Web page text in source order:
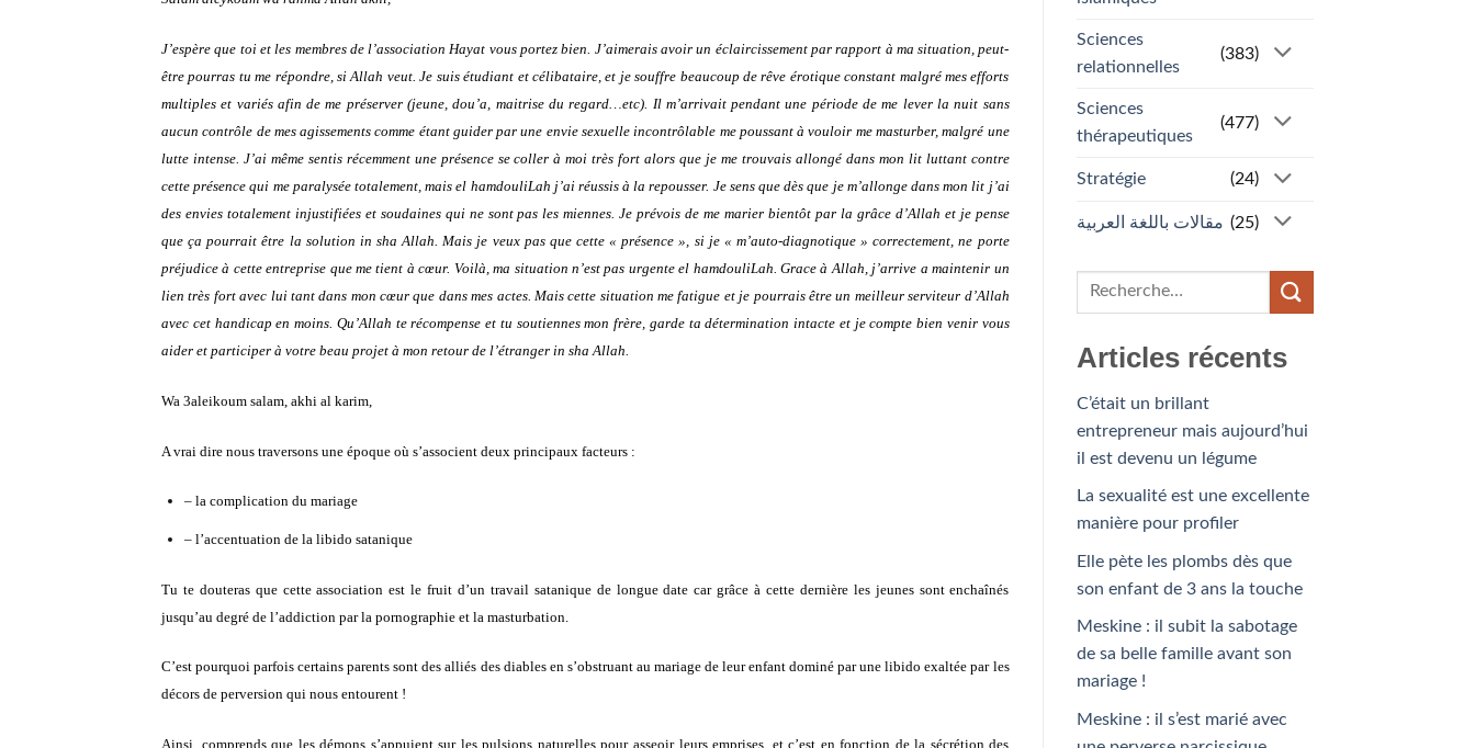
J’espère que toi et les membres de l’association Hayat vous portez bien. J’aimerais avoir un éclaircissement par rapport à ma situation, peut-
être pourras tu me répondre, si Allah veut. Je suis étudiant et célibataire, et je souffre beaucoup de rêve érotique constant malgré mes efforts
multiples et variés afin de me préserver (jeune, dou’a, maitrise du regard…etc). Il m’arrivait pendant une période de me lever la nuit sans
aucun contrôle de mes agissements comme étant guider par une envie sexuelle incontrôlable me poussant à vouloir me masturber, malgré une
lutte intense. J’ai même sentis récemment une présence se coller à moi très fort alors que je me trouvais allongé dans mon lit luttant contre
cette présence qui me paralysée totalement, mais el hamdouliLah j’ai réussis à la repousser. Je sens que dès que je m’allonge dans mon lit j’ai
des envies totalement injustifiées et soudaines qui ne sont pas les miennes. Je prévois de me marier bientôt par la grâce d’Allah et je pense
que ça pourrait être la solution in sha Allah. Mais je veux pas que cette « présence », si je « m’auto-diagnotique » correctement, ne porte
préjudice à cette entreprise que me tient à cœur. Voilà, ma situation n’est pas urgente el hamdouliLah. Grace à Allah, j’arrive a maintenir un
lien très fort avec lui tant dans mon cœur que dans mes actes. Mais cette situation me fatigue et je pourrais être un meilleur serviteur d’Allah
avec cet handicap en moins. Qu’Allah te récompense et tu soutiennes mon frère, garde ta détermination intacte et je compte bien venir vous
aider et participer à votre beau projet à mon retour de l’étranger in sha Allah.
Wa 3aleikoum salam, akhi al karim,
A vrai dire nous traversons une époque où s’associent deux principaux facteurs :
– la complication du mariage
– l’accentuation de la libido satanique
Tu te douteras que cette association est le fruit d’un travail satanique de longue date car grâce à cette dernière les jeunes sont enchaînés
jusqu’au degré de l’addiction par la pornographie et la masturbation.
C’est pourquoi parfois certains parents sont des alliés des diables en s’obstruant au mariage de leur enfant dominé par une libido exaltée par les
décors de perversion qui nous entourent !
Ainsi, comprends que les démons s’appuient sur les pulsions naturelles pour asseoir leurs emprises, et c’est en fonction de la sécrétion des
Sciences
relationnelles
(383)
Sciences
thérapeutiques
(477)
Stratégie (24)
مقالات باللغة العربية (25)
Articles récents
C’était un brillant
entrepreneur mais aujourd’hui
il est devenu un légume
La sexualité est une excellente
manière pour profiler
Elle pète les plombs dès que
son enfant de 3 ans la touche
Meskine : il subit la sabotage
de sa belle famille avant son
mariage !
Meskine : il s’est marié avec